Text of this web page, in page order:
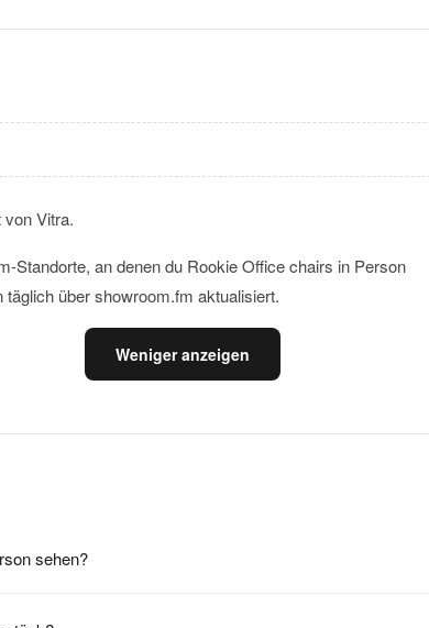
Vitra.
Standorte, an denen du Rookie Office chairs in Person
über showroom.fm aktualisiert.
Weniger anzeigen
sehen?